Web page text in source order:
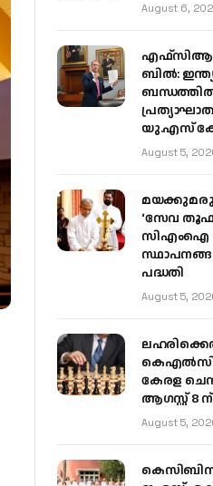
August 6,
ബിൽ:
യു.എസ്
August 5,
‘സേവ
സിഎംഐ
പദ്ധതി
August 5,
കേരള
ആഗസ്റ്റ് 8 ന്
August 5,